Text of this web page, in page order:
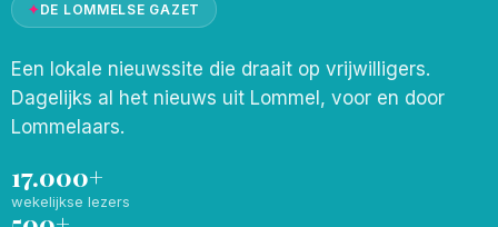
✦DE LOMMELSE GAZET
Een lokale nieuwssite die draait op vrijwilligers.
Dagelijks al het nieuws uit Lommel, voor en door
Lommelaars.
17.000+
wekelijkse lezers